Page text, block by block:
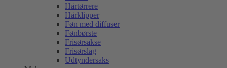
Hårtørrere
Hårklipper
Føn med diffuser
Fønbørste
Frisørsakse
Frisørslag
Udtyndersaks